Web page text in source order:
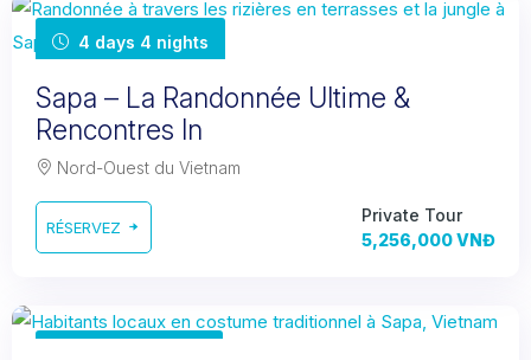
4 days 4 nights
Sapa – La Randonnée Ultime &
Rencontres In
Nord-Ouest du Vietnam
RÉSERVEZ
Private Tour
5,256,000 VNĐ